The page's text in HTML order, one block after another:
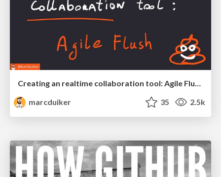
Creating an realtime collaboration tool: Agile Flush - .NET Oxford
marcduiker
35 2.5k